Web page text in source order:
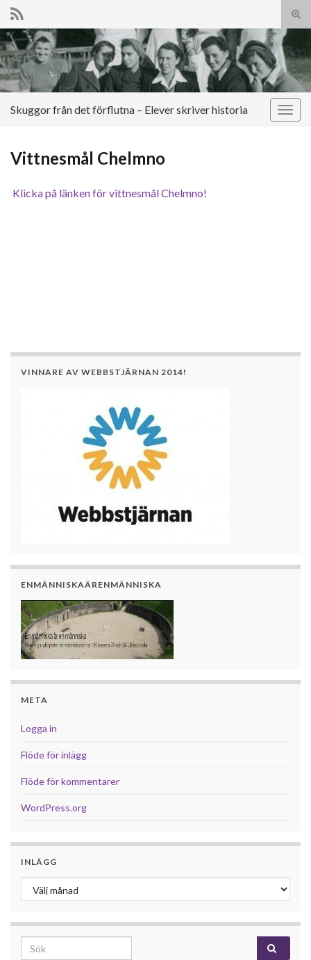
Slå
på/
Search for:
Slå
Skuggor från det förflutna – Elever skriver historia
Vittnesmål Chelmno
Klicka på länken för vittnesmål Chelmno!
VINNARE AV WEBBSTJÄRNAN 2014!
ENMÄNNISKAÄRENMÄNNISKA
META
Logga in
Flöde för inlägg
Flöde för kommentarer
WordPress.org
INLÄGG
Inlägg
Search for: